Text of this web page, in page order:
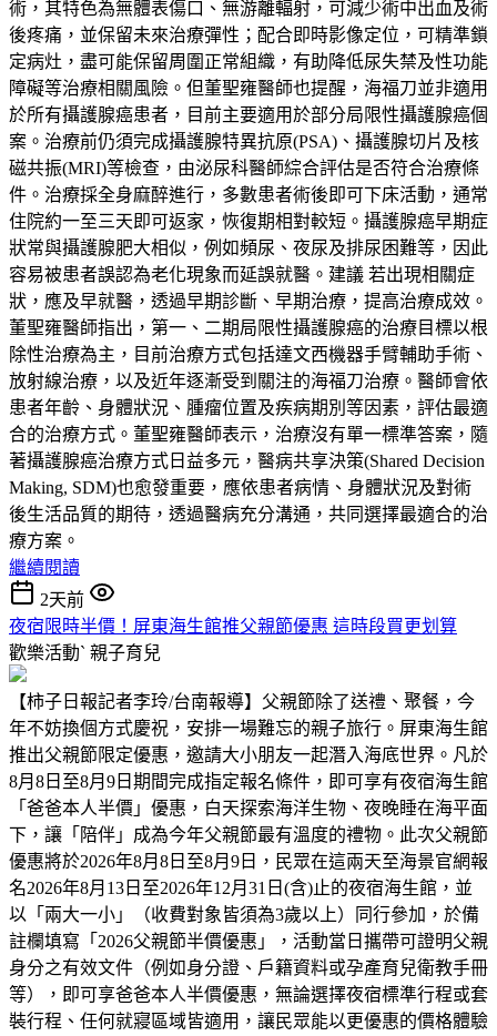
術，其特色為無體表傷口、無游離輻射，可減少術中出血及術
後疼痛，並保留未來治療彈性；配合即時影像定位，可精準鎖
定病灶，盡可能保留周圍正常組織，有助降低尿失禁及性功能
障礙等治療相關風險。但董聖雍醫師也提醒，海福刀並非適用
於所有攝護腺癌患者，目前主要適用於部分局限性攝護腺癌個
案。治療前仍須完成攝護腺特異抗原(PSA)、攝護腺切片及核
磁共振(MRI)等檢查，由泌尿科醫師綜合評估是否符合治療條
件。治療採全身麻醉進行，多數患者術後即可下床活動，通常
住院約一至三天即可返家，恢復期相對較短。攝護腺癌早期症
狀常與攝護腺肥大相似，例如頻尿、夜尿及排尿困難等，因此
容易被患者誤認為老化現象而延誤就醫。建議 若出現相關症
狀，應及早就醫，透過早期診斷、早期治療，提高治療成效。
董聖雍醫師指出，第一、二期局限性攝護腺癌的治療目標以根
除性治療為主，目前治療方式包括達文西機器手臂輔助手術、
放射線治療，以及近年逐漸受到關注的海福刀治療。醫師會依
患者年齡、身體狀況、腫瘤位置及疾病期別等因素，評估最適
合的治療方式。董聖雍醫師表示，治療沒有單一標準答案，隨
著攝護腺癌治療方式日益多元，醫病共享決策(Shared Decision
Making, SDM)也愈發重要，應依患者病情、身體狀況及對術
後生活品質的期待，透過醫病充分溝通，共同選擇最適合的治
療方案。
繼續閱讀
2天前
夜宿限時半價！屏東海生館推父親節優惠 這時段買更划算
歡樂活動ˋ 親子育兒
【柿子日報記者李玲/台南報導】父親節除了送禮、聚餐，今
年不妨換個方式慶祝，安排一場難忘的親子旅行。屏東海生館
推出父親節限定優惠，邀請大小朋友一起潛入海底世界。凡於
8月8日至8月9日期間完成指定報名條件，即可享有夜宿海生館
「爸爸本人半價」優惠，白天探索海洋生物、夜晚睡在海平面
下，讓「陪伴」成為今年父親節最有溫度的禮物。此次父親節
優惠將於2026年8月8日至8月9日，民眾在這兩天至海景官網報
名2026年8月13日至2026年12月31日(含)止的夜宿海生館，並
以「兩大一小」（收費對象皆須為3歲以上）同行參加，於備
註欄填寫「2026父親節半價優惠」，活動當日攜帶可證明父親
身分之有效文件（例如身分證、戶籍資料或孕產育兒衛教手冊
等），即可享爸爸本人半價優惠，無論選擇夜宿標準行程或套
裝行程、任何就寢區域皆適用，讓民眾能以更優惠的價格體驗